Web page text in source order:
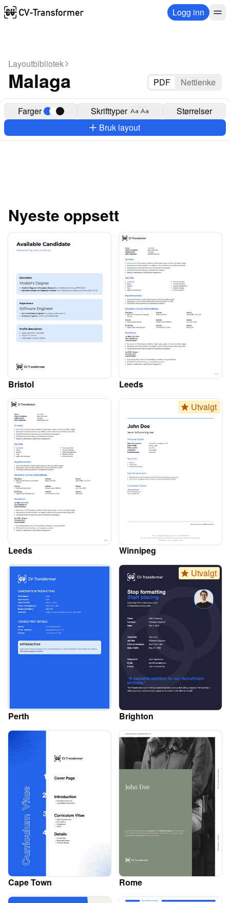
Logg inn
Layoutbibliotek
Malaga PDF Nettlenke
Farger Skrifttyper Aa Aa
Størrelser
Bruk layout
Nyeste oppsett
Bristol Leeds
Leeds
Utvalgt
Winnipeg
Perth
Utvalgt
Brighton
Cape Town Rome